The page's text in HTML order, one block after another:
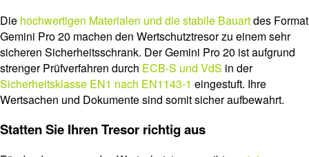
Die hochwertigen Materialen und die stabile Bauartdes Format
Gemini Pro 20 machen den Wertschutztresor zu einem sehr
sicheren Sicherheitsschrank. Der Gemini Pro 20 ist aufgrund
strenger Prüfverfahren durch ECB-S und VdS in der
Sicherheitsklasse EN1 nach EN1143-1 eingestuft. Ihre
Wertsachen und Dokumente sind somit sicher aufbewahrt.
Statten Sie Ihren Tresor richtig aus